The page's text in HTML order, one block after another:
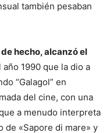
también pesaban
hecho, alcanzó el
1990 que la dio a
“Galagol” en
del cine, con una
a menudo interpreta
de «Sapore di mare» y